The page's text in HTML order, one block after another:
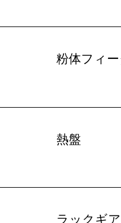
粉体フィ
熱盤
ラックギア